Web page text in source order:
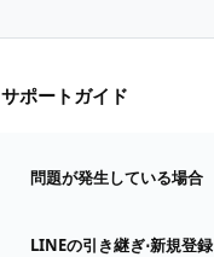
サポートガイド
問題が発生している場合
LINEの引き継ぎ⋅新規登録